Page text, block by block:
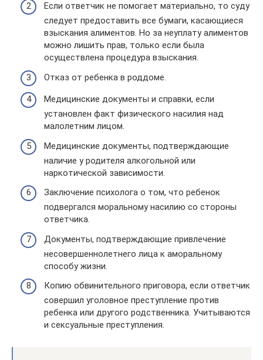
Если ответчик не помогает материально, то суду
следует предоставить все бумаги, касающиеся
взыскания алиментов. Но за неуплату алиментов
можно лишить прав, только если была
осуществлена процедура взыскания.
Отказ от ребенка в роддоме.
Медицинские документы и справки, если
установлен факт физического насилия над
малолетним лицом.
Медицинские документы, подтверждающие
наличие у родителя алкогольной или
наркотической зависимости.
Заключение психолога о том, что ребенок
подвергался моральному насилию со стороны
ответчика.
Документы, подтверждающие привлечение
несовершеннолетнего лица к аморальному
способу жизни.
Копию обвинительного приговора, если ответчик
совершил уголовное преступление против
ребенка или другого родственника. Учитываются
и сексуальные преступления.